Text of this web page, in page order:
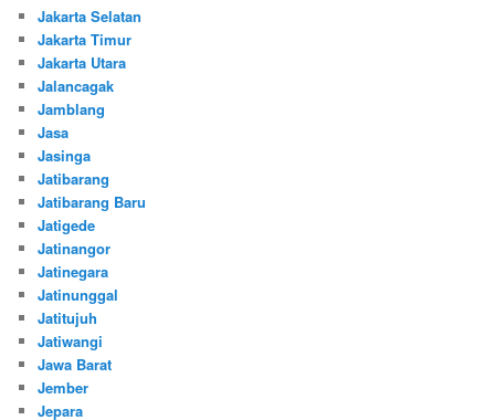
Jakarta Selatan
Jakarta Timur
Jakarta Utara
Jalancagak
Jamblang
Jasa
Jasinga
Jatibarang
Jatibarang Baru
Jatigede
Jatinangor
Jatinegara
Jatinunggal
Jatitujuh
Jatiwangi
Jawa Barat
Jember
Jepara